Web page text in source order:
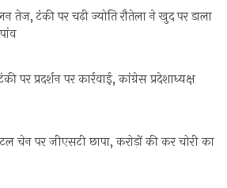
तेज, टंकी पर चढ़ी ज्योति रौतेला ने खुद पर डाला
पर प्रदर्शन पर कार्रवाई, कांग्रेस प्रदेशाध्यक्ष
चेन पर जीएसटी छापा, करोड़ों की कर चोरी का